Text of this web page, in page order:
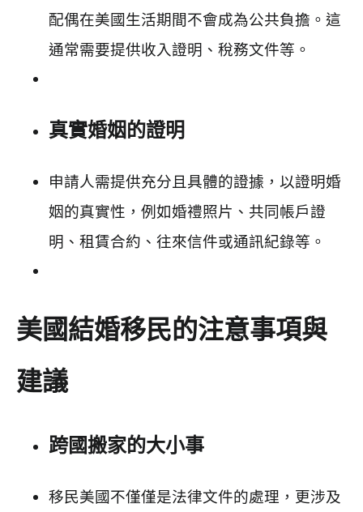
配偶在美國生活期間不會成為公共負擔。這
通常需要提供收入證明、稅務文件等。
真實婚姻的證明
申請人需提供充分且具體的證據，以證明婚
姻的真實性，例如婚禮照片、共同帳戶證
明、租賃合約、往來信件或通訊紀錄等。
美國結婚移民的注意事項與
建議
跨國搬家的大小事
移民美國不僅僅是法律文件的處理，更涉及